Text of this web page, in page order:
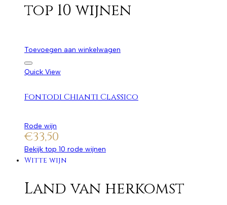
top 10 wijnen
Toevoegen aan winkelwagen
Quick View
Fontodi Chianti Classico
Rode wijn
€33,50
Bekijk top 10 rode wijnen
Witte wijn
Land van herkomst